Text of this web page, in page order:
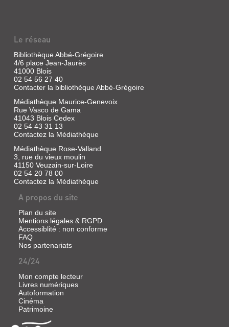
SLAP
THEM
ALL
!
Game
Microïds
(Anuman
Interactive)
Microïds,
2021
Nous
sommes
en
avant
Jésus-
Christ
toute
Gaule
est
occupée
par
les
Romains…
Toute
Non
Le réseau
Bibliothèque Abbé-Grégoire
4/6 place Jean-Jaurès
41000 Blois
02 54 56 27 40
Contacter la bibliothèque Abbé-Grégoire
Médiathèque Maurice-Genevoix
Rue Vasco de Gama
41043 Blois Cedex
02 54 43 31 13
Contactez la Médiathèque
Médiathèque Rose-Valland
3, rue du vieux moulin
41150 Veuzain-sur-Loire
02 54 20 78 00
Contactez la Médiathèque
A propos du site
Plan du site
Mentions légales & RGPD
Accessiblité : non conforme
FAQ
Nos partenariats
24/24
Mon compte lecteur
Livres numériques
Autoformation
Cinéma
Patrimoine